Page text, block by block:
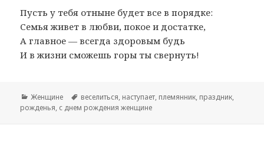
Пусть у тебя отныне будет все в порядке:
Семья живет в любви, покое и достатке,
А главное — всегда здоровым будь
И в жизни сможешь горы ты свернуть!
Рубрики
Женщине Метки
веселиться, наступает, племянник, праздник,
рожденья, с днем рождения женщине